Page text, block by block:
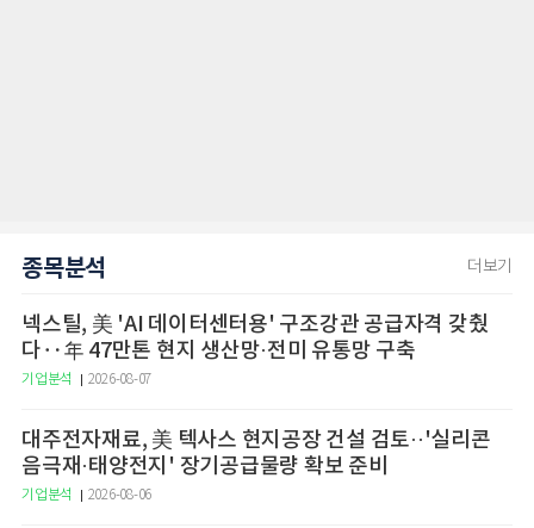
종목분석 더보기
넥스틸, 美 'AI 데이터센터용' 구조강관 공급자격 갖췄
다‥年 47만톤 현지 생산망·전미 유통망 구축
기업분석 2026-08-07
대주전자재료, 美 텍사스 현지공장 건설 검토··'실리콘
음극재·태양전지' 장기공급물량 확보 준비
기업분석 2026-08-06